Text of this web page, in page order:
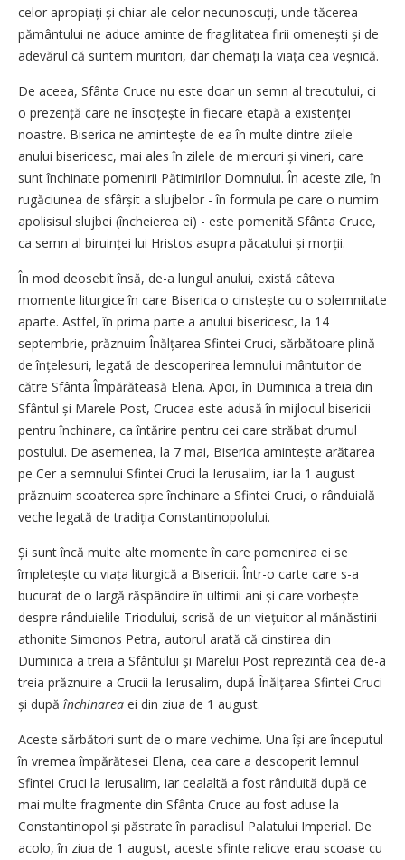
celor apropiați și chiar ale celor necunoscuți, unde tăcerea
pământului ne aduce aminte de fragilitatea firii omenești și de
adevărul că suntem muritori, dar chemați la viața cea veșnică.
De aceea, Sfânta Cruce nu este doar un semn al trecutului, ci
o prezență care ne însoțește în fiecare etapă a existenței
noastre. Biserica ne amintește de ea în multe dintre zilele
anului bisericesc, mai ales în zilele de miercuri și vineri, care
sunt închinate pomenirii Pătimirilor Domnului. În aceste zile, în
rugăciunea de sfârșit a slujbelor - în formula pe care o numim
apolisisul slujbei (încheierea ei) - este pomenită Sfânta Cruce,
ca semn al biruinței lui Hristos asupra păcatului și morții.
În mod deosebit însă, de-a lungul anului, există câteva
momente liturgice în care Biserica o cinstește cu o solemnitate
aparte. Astfel, în prima parte a anului bisericesc, la 14
septembrie, prăznuim Înălțarea Sfintei Cruci, sărbătoare plină
de înțelesuri, legată de descoperirea lemnului mântuitor de
către Sfânta Împărăteasă Elena. Apoi, în Duminica a treia din
Sfântul și Marele Post, Crucea este adusă în mijlocul bisericii
pentru închinare, ca întărire pentru cei care străbat drumul
postului. De asemenea, la 7 mai, Biserica amintește arătarea
pe Cer a semnului Sfintei Cruci la Ierusalim, iar la 1 august
prăznuim scoaterea spre închinare a Sfintei Cruci, o rânduială
veche legată de tradiția Constantinopolului.
Și sunt încă multe alte momente în care pomenirea ei se
împletește cu viața liturgică a Bisericii. Într-o carte care s-a
bucurat de o largă răspândire în ultimii ani și care vorbește
despre rânduielile Triodului, scrisă de un viețuitor al mănăstirii
athonite Simonos Petra, autorul arată că cinstirea din
Duminica a treia a Sfântului și Marelui Post reprezintă cea de-a
treia prăznuire a Crucii la Ierusalim, după Înălțarea Sfintei Cruci
și după închinarea ei din ziua de 1 august.
Aceste sărbători sunt de o mare vechime. Una își are începutul
în vremea împărătesei Elena, cea care a descoperit lemnul
Sfintei Cruci la Ierusalim, iar cealaltă a fost rânduită după ce
mai multe fragmente din Sfânta Cruce au fost aduse la
Constantinopol și păstrate în paraclisul Palatului Imperial. De
acolo, în ziua de 1 august, aceste sfinte relicve erau scoase cu